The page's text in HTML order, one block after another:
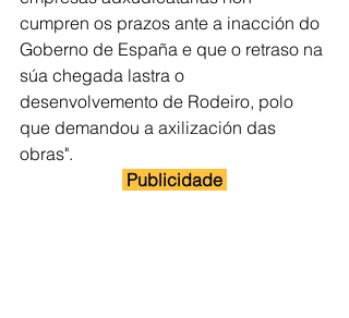
cumpren os prazos ante a inacción do
Goberno de España e que o retraso na
súa chegada lastra o
desenvolvemento de Rodeiro, polo
que demandou a axilización das
obras".
Publicidade